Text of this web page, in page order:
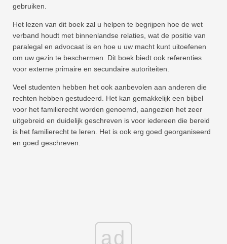
gebruiken.
Het lezen van dit boek zal u helpen te begrijpen hoe de wet
verband houdt met binnenlandse relaties, wat de positie van
paralegal en advocaat is en hoe u uw macht kunt uitoefenen
om uw gezin te beschermen. Dit boek biedt ook referenties
voor externe primaire en secundaire autoriteiten.
Veel studenten hebben het ook aanbevolen aan anderen die
rechten hebben gestudeerd. Het kan gemakkelijk een bijbel
voor het familierecht worden genoemd, aangezien het zeer
uitgebreid en duidelijk geschreven is voor iedereen die bereid
is het familierecht te leren. Het is ook erg goed georganiseerd
en goed geschreven.
ad